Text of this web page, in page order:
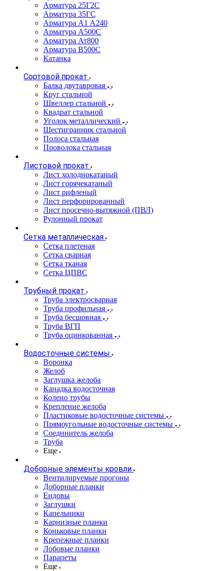
Арматура 25Г2С
Арматура 35ГС
Арматура А1 А240
Арматура А500С
Арматура Ат800
Арматура В500С
Катанка
Сортовой прокат
Балка двутавровая
Круг стальной
Швеллер стальной
Квадрат стальной
Уголок металлический
Шестигранник стальной
Полоса стальная
Проволока стальная
Листовой прокат
Лист холоднокатаный
Лист горячекатаный
Лист рифленый
Лист перфорированный
Лист просечно-вытяжной (ПВЛ)
Рулонный прокат
Сетка металлическая
Сетка плетеная
Сетка сварная
Сетка тканая
Сетка ЦПВС
Трубный прокат
Труба электросварная
Труба профильная
Труба бесшовная
Труба ВГП
Труба оцинкованная
Водосточные системы
Воронка
Желоб
Заглушка желоба
Канадка водосточная
Колено трубы
Крепление желоба
Пластиковые водосточные системы
Прямоугольные водосточные системы
Соединитель желоба
Труба
Еще
Доборные элементы кровли
Вентилируемые прогоны
Доборные планки
Ендовы
Заглушки
Капельники
Карнизные планки
Коньковые планки
Крепежные планки
Лобовые планки
Парапеты
Еще